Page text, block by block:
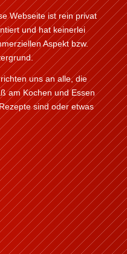
Webseite ist rein privat
und hat keinerlei
Aspekt bzw.
uns an alle, die
am Kochen und Essen
sind oder etwas